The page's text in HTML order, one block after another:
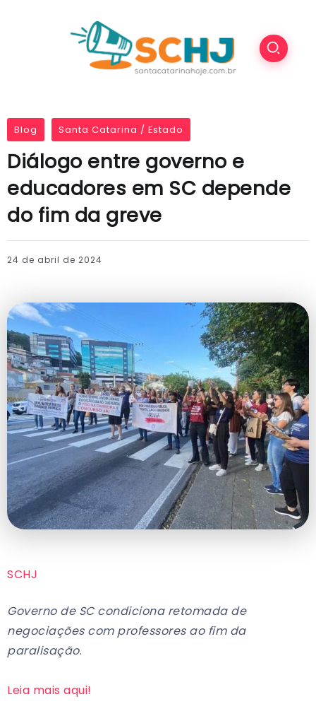
Blog Santa Catarina / Estado
Diálogo entre governo e
educadores em SC depende
do fim da greve
24 de abril de 2024
SCHJ
Governo de SC condiciona retomada de
negociações com professores ao fim da
paralisação.
Leia mais aqui!